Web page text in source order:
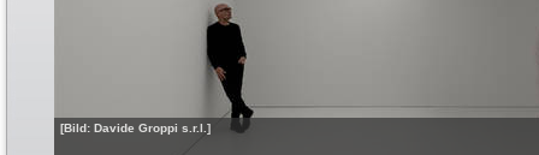
[Bild: Davide Groppi s.r.l.]